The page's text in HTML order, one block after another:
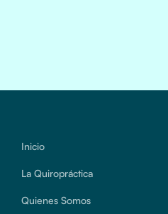
Inicio
La Quiropráctica
Quienes Somos